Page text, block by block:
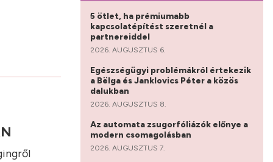
5 ötlet, ha prémiumabb
kapcsolatépítést szeretnél a
partnereiddel
2026. AUGUSZTUS 6.
Egészségügyi problémákról értekezik
a Bëlga és Janklovics Péter a közös
dalukban
2026. AUGUSZTUS 8.
Az automata zsugorfóliázók előnye a
modern csomagolásban
2026. AUGUSZTUS 7.